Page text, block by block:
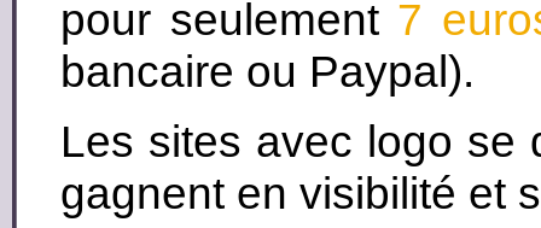
pour seulement 7
bancaire ou Paypal).
Les sites avec logo se
gagnent en visibilité et